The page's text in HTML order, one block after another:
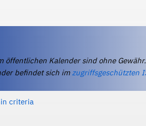
öffentlichen Kalender sind ohne Gewähr.
befindet sich imzugriffsgeschützten
criteria